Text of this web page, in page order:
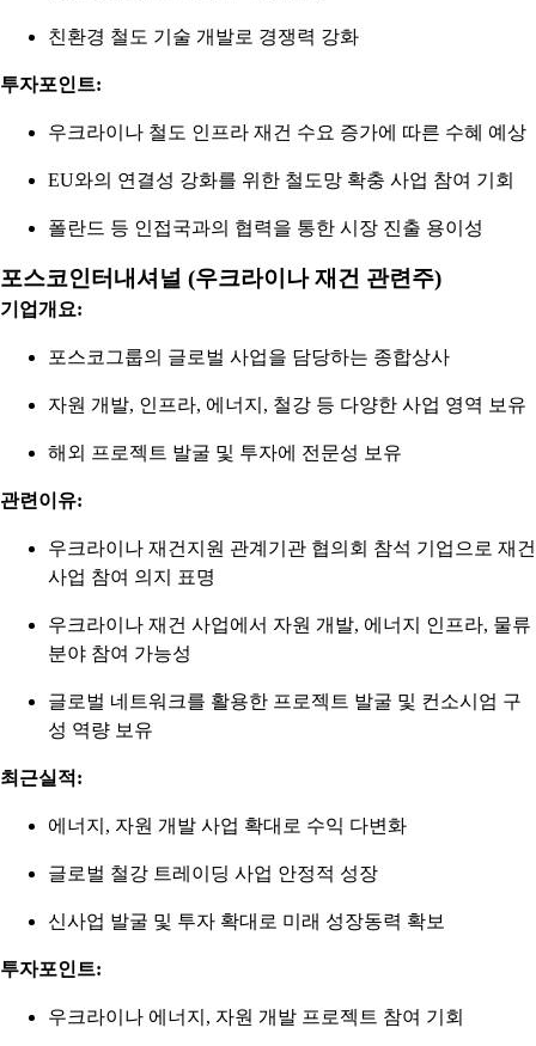
친환경 철도 기술 개발로 경쟁력 강화
투자포인트:
우크라이나 철도 인프라 재건 수요 증가에 따른 수혜 예상
EU와의 연결성 강화를 위한 철도망 확충 사업 참여 기회
폴란드 등 인접국과의 협력을 통한 시장 진출 용이성
포스코인터내셔널 (우크라이나 재건 관련주)
기업개요:
포스코그룹의 글로벌 사업을 담당하는 종합상사
자원 개발, 인프라, 에너지, 철강 등 다양한 사업 영역 보유
해외 프로젝트 발굴 및 투자에 전문성 보유
관련이유:
우크라이나 재건지원 관계기관 협의회 참석 기업으로 재건
사업 참여 의지 표명
우크라이나 재건 사업에서 자원 개발, 에너지 인프라, 물류
분야 참여 가능성
글로벌 네트워크를 활용한 프로젝트 발굴 및 컨소시엄 구
성 역량 보유
최근실적:
에너지, 자원 개발 사업 확대로 수익 다변화
글로벌 철강 트레이딩 사업 안정적 성장
신사업 발굴 및 투자 확대로 미래 성장동력 확보
투자포인트:
우크라이나 에너지, 자원 개발 프로젝트 참여 기회